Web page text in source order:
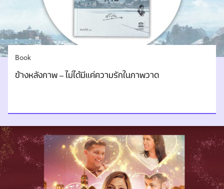
Book
ข้างหลังภาพ – ไม่ได้มีแค่ความรักในภาพวาด